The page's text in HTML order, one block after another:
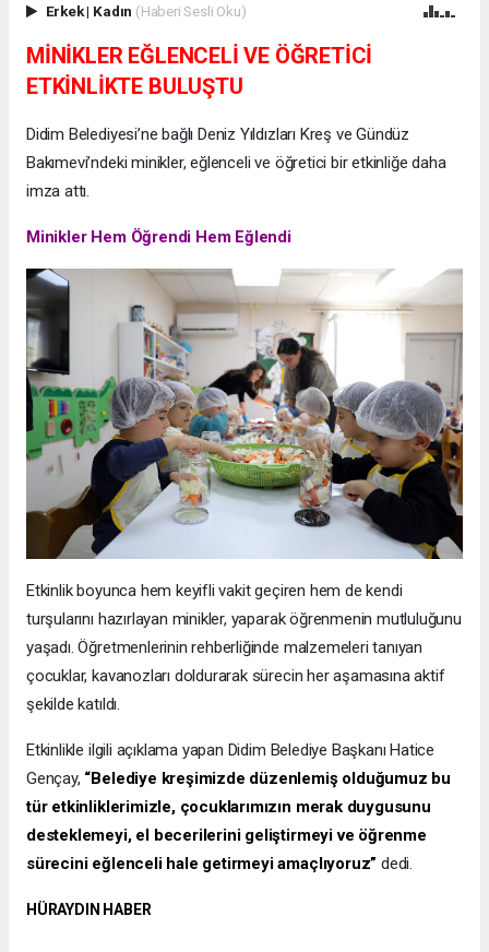
Erkek| Kadın (Haberi Sesli Oku)
MİNİKLER EĞLENCELİ VE ÖĞRETİCİ
ETKİNLİKTE BULUŞTU
Didim Belediyesi’ne bağlı Deniz Yıldızları Kreş ve Gündüz
Bakımevi’ndeki minikler, eğlenceli ve öğretici bir etkinliğe daha
imza attı.
Minikler Hem Öğrendi Hem Eğlendi
Etkinlik boyunca hem keyifli vakit geçiren hem de kendi
turşularını hazırlayan minikler, yaparak öğrenmenin mutluluğunu
yaşadı. Öğretmenlerinin rehberliğinde malzemeleri tanıyan
çocuklar, kavanozları doldurarak sürecin her aşamasına aktif
şekilde katıldı.
Etkinlikle ilgili açıklama yapan Didim Belediye Başkanı Hatice
Gençay, “Belediye kreşimizde düzenlemiş olduğumuz bu
tür etkinliklerimizle, çocuklarımızın merak duygusunu
desteklemeyi, el becerilerini geliştirmeyi ve öğrenme
sürecini eğlenceli hale getirmeyi amaçlıyoruz” dedi.
HÜRAYDIN HABER